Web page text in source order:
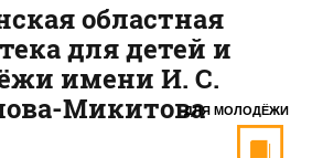
ДЛЯ МОЛОДЁЖИ
областная
для детей и
имени И. С.
Микитова